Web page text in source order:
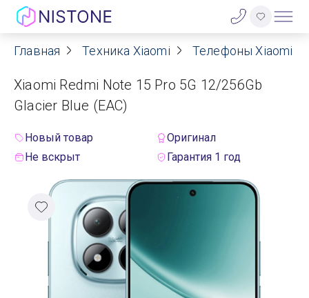
Акции
О нас
Договор оферты
Реквизиты
Контакты
Гарантия
Главная Техника Xiaomi Телефоны Xiaomi
Xiaomi Redmi Note 15 Pro 5G 12/256Gb
Glacier Blue (EAC)
Новый товар
Оригинал
Не вскрыт
Гарантия 1 год